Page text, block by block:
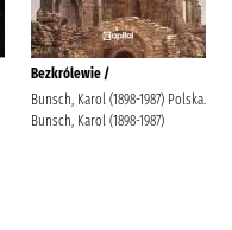
Bezkrólewie /
Bunsch, Karol (1898-1987) Polska.
Bunsch, Karol (1898-1987)